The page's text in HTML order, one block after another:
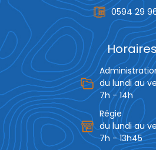
0594 29
du lundi au
7h - 14h
Régie
du lundi au
7h - 13h45